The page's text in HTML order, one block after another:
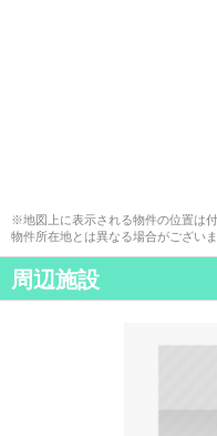
※地図上に表示される物件の位置は
物件所在地とは異なる場合がございま
周辺施設